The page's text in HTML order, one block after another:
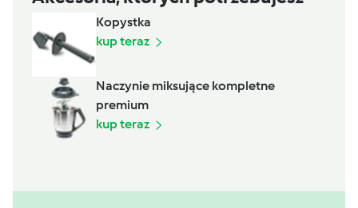
Kopystka
kup teraz
Naczynie miksujące kompletne
premium
kup teraz